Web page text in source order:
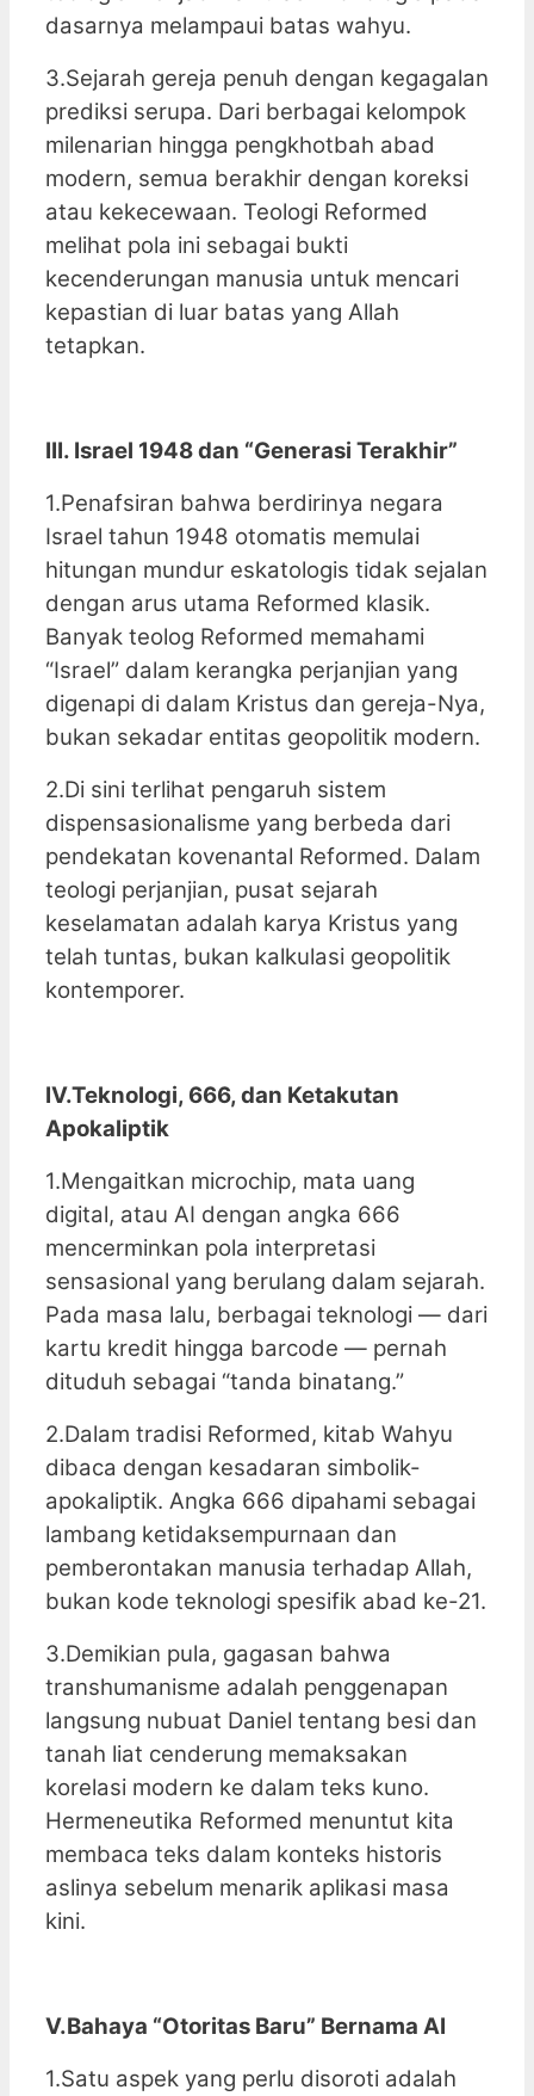
dasarnya melampaui batas wahyu.
3.Sejarah gereja penuh dengan kegagalan
prediksi serupa. Dari berbagai kelompok
milenarian hingga pengkhotbah abad
modern, semua berakhir dengan koreksi
atau kekecewaan. Teologi Reformed
melihat pola ini sebagai bukti
kecenderungan manusia untuk mencari
kepastian di luar batas yang Allah
tetapkan.
III. Israel 1948 dan “Generasi Terakhir”
1.Penafsiran bahwa berdirinya negara
Israel tahun 1948 otomatis memulai
hitungan mundur eskatologis tidak sejalan
dengan arus utama Reformed klasik.
Banyak teolog Reformed memahami
“Israel” dalam kerangka perjanjian yang
digenapi di dalam Kristus dan gereja-Nya,
bukan sekadar entitas geopolitik modern.
2.Di sini terlihat pengaruh sistem
dispensasionalisme yang berbeda dari
pendekatan kovenantal Reformed. Dalam
teologi perjanjian, pusat sejarah
keselamatan adalah karya Kristus yang
telah tuntas, bukan kalkulasi geopolitik
kontemporer.
IV.Teknologi, 666, dan Ketakutan
Apokaliptik
1.Mengaitkan microchip, mata uang
digital, atau AI dengan angka 666
mencerminkan pola interpretasi
sensasional yang berulang dalam sejarah.
Pada masa lalu, berbagai teknologi — dari
kartu kredit hingga barcode — pernah
dituduh sebagai “tanda binatang.”
2.Dalam tradisi Reformed, kitab Wahyu
dibaca dengan kesadaran simbolik-
apokaliptik. Angka 666 dipahami sebagai
lambang ketidaksempurnaan dan
pemberontakan manusia terhadap Allah,
bukan kode teknologi spesifik abad ke-21.
3.Demikian pula, gagasan bahwa
transhumanisme adalah penggenapan
langsung nubuat Daniel tentang besi dan
tanah liat cenderung memaksakan
korelasi modern ke dalam teks kuno.
Hermeneutika Reformed menuntut kita
membaca teks dalam konteks historis
aslinya sebelum menarik aplikasi masa
kini.
V.Bahaya “Otoritas Baru” Bernama AI
1.Satu aspek yang perlu disoroti adalah